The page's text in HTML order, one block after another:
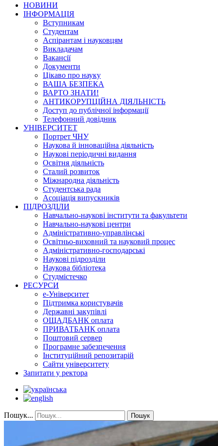
НОВИНИ
ІНФОРМАЦІЯ
Вступникам
Студентам
Аспірантам і науковцям
Викладачам
Вакансії
Документи
Цікаво про науку
ВАША БЕЗПЕКА
ВАРТО ЗНАТИ!
АНТИКОРУПЦІЙНА ДІЯЛЬНІСТЬ
Доступ до публічної інформації
Телефонний довідник
УНІВЕРСИТЕТ
Портрет ЧНУ
Наукова й інноваційна діяльність
Наукові періодичні видання
Освітня діяльність
Сталий розвиток
Міжнародна діяльність
Студентська рада
Асоціація випускників
ПІДРОЗДІЛИ
Навчально-наукові інститути та факультети
Навчально-наукові центри
Адміністративно-управлінські
Освітньо-виховний та науковий процес
Адміністративно-господарські
Наукові підрозділи
Наукова бібліотека
Студмістечко
РЕСУРСИ
е-Університет
Підтримка користувачів
Державні закупівлі
ОЩАДБАНК оплата
ПРИВАТБАНК оплата
Поштовий сервер
Програмне забезпечення
Інституційний репозитарій
Сайти університету
Запитати у ректора
Пошук... Пошук